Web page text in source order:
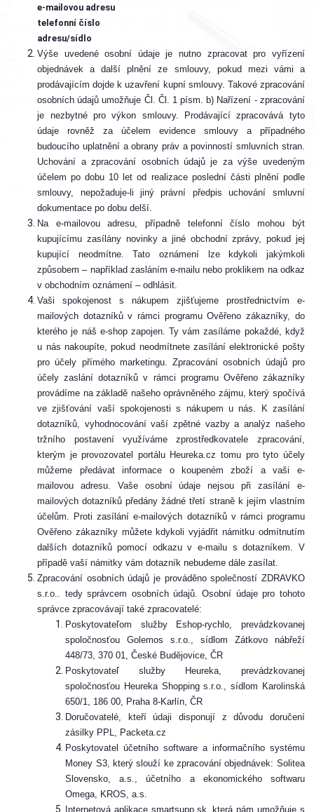
e-mailovou adresu
telefonní číslo
adresu/sídlo
Výše uvedené osobní údaje je nutno zpracovat pro vyřízení
objednávek a další plnění ze smlouvy, pokud mezi vámi a
prodávajícím dojde k uzavření kupní smlouvy. Takové zpracování
osobních údajů umožňuje Čl. Čl. 1 písm. b) Nařízení - zpracování
je nezbytné pro výkon smlouvy. Prodávající zpracovává tyto
údaje rovněž za účelem evidence smlouvy a případného
budoucího uplatnění a obrany práv a povinností smluvních stran.
Uchování a zpracování osobních údajů je za výše uvedeným
účelem po dobu 10 let od realizace poslední části plnění podle
smlouvy, nepožaduje-li jiný právní předpis uchování smluvní
dokumentace po dobu delší.
Na e-mailovou adresu, případně telefonní číslo mohou být
kupujícímu zasílány novinky a jiné obchodní zprávy, pokud jej
kupující neodmítne. Tato oznámení lze kdykoli jakýmkoli
způsobem – například zasláním e-mailu nebo proklikem na odkaz
v obchodním oznámení – odhlásit.
Vaši spokojenost s nákupem zjišťujeme prostřednictvím e-
mailových dotazníků v rámci programu Ověřeno zákazníky, do
kterého je náš e-shop zapojen. Ty vám zasíláme pokaždé, když
u nás nakoupíte, pokud neodmítnete zasílání elektronické pošty
pro účely přímého marketingu. Zpracování osobních údajů pro
účely zaslání dotazníků v rámci programu Ověřeno zákazníky
provádíme na základě našeho oprávněného zájmu, který spočívá
ve zjišťování vaší spokojenosti s nákupem u nás. K zasílání
dotazníků, vyhodnocování vaší zpětné vazby a analýz našeho
tržního postavení využíváme zprostředkovatele zpracování,
kterým je provozovatel portálu Heureka.cz tomu pro tyto účely
můžeme předávat informace o koupeném zboží a vaši e-
mailovou adresu. Vaše osobní údaje nejsou při zasílání e-
mailových dotazníků předány žádné třetí straně k jejím vlastním
účelům. Proti zasílání e-mailových dotazníků v rámci programu
Ověřeno zákazníky můžete kdykoli vyjádřit námitku odmítnutím
dalších dotazníků pomocí odkazu v e-mailu s dotazníkem. V
případě vaší námitky vám dotazník nebudeme dále zasílat.
Zpracování osobních údajů je prováděno společností ZDRAVKO
s.r.o.. tedy správcem osobních údajů. Osobní údaje pro tohoto
správce zpracovávají také zpracovatelé:
Poskytovateľom služby Eshop-rychlo, prevádzkovanej
spoločnosťou Golemos s.r.o., sídlom Zátkovo nábřeží
448/73, 370 01, České Budějovice, ČR
Poskytovateľ služby Heureka, prevádzkovanej
spoločnosťou Heureka Shopping s.r.o., sídlom Karolinská
650/1, 186 00, Praha 8-Karlín, ČR
Doručovatelé, kteří údaji disponují z důvodu doručení
zásilky PPL, Packeta.cz
Poskytovatel účetního software a informačního systému
Money S3, který slouží ke zpracování objednávek: Solitea
Slovensko, a.s., účetního a ekonomického softwaru
Omega, KROS, a.s.
Internetová aplikace smartsupp.sk, která nám umožňuje s